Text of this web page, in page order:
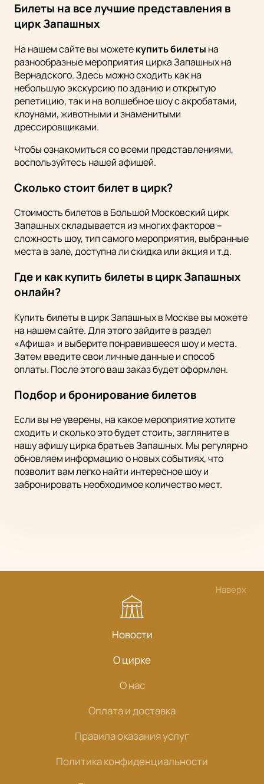
Билеты на все лучшие представления в
цирк Запашных
На нашем сайте вы можетекупить билеты на
разнообразные мероприятия цирка Запашных на
Вернадского. Здесь можно сходить как на
небольшую экскурсию по зданию и открытую
репетицию, так и на волшебное шоу с акробатами,
клоунами, животными и знаменитыми
дрессировщиками.
Чтобы ознакомиться со всеми представлениями,
воспользуйтесь нашей афишей.
Сколько стоит билет в цирк?
Стоимость билетов в Большой Московский цирк
Запашных складывается из многих факторов –
сложность шоу, тип самого мероприятия, выбранные
места в зале, доступна ли скидка или акция и т.д.
Где и как купить билеты в цирк Запашных
онлайн?
Купить билеты в цирк Запашных в Москве вы можете
на нашем сайте. Для этого зайдите в раздел
«Афиша» и выберите понравившееся шоу и места.
Затем введите свои личные данные и способ
оплаты. После этого ваш заказ будет оформлен.
Подбор и бронирование билетов
Если вы не уверены, на какое мероприятие хотите
сходить и сколько это будет стоить, загляните в
нашу афишу цирка братьев Запашных. Мы регулярно
обновляем информацию о новых событиях, что
позволит вам легко найти интересное шоу и
забронировать необходимое количество мест.
Наверх
Новости
О цирке
О нас
Оплата и доставка
Правила оказания услуг
Политика конфиденциальности